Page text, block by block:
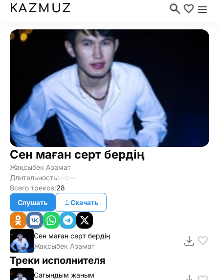
KAZMUZ
Сен маған серт бердің
Жақсыбек Азамат
Длительность:—:—
Всего треков:28
Слушать
Скачать
Сен маған серт бердің
Жақсыбек Азамат
Треки исполнителя
Сагындым жаным